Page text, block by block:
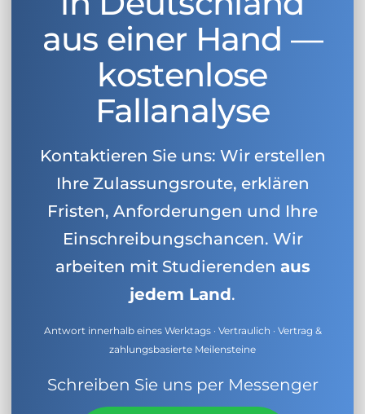
aus einer Hand —
kostenlose
Fallanalyse
Kontaktieren Sie uns: Wir erstellen
Ihre Zulassungsroute, erklären
Fristen, Anforderungen und Ihre
Einschreibungschancen. Wir
arbeiten mit Studierenden aus
jedem Land.
Antwort innerhalb eines Werktags · Vertraulich · Vertrag &
zahlungsbasierte Meilensteine
Schreiben Sie uns per Messenger